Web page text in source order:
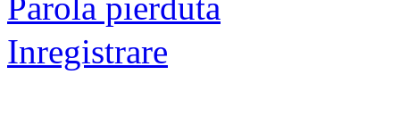
Parola pierduta
Inregistrare